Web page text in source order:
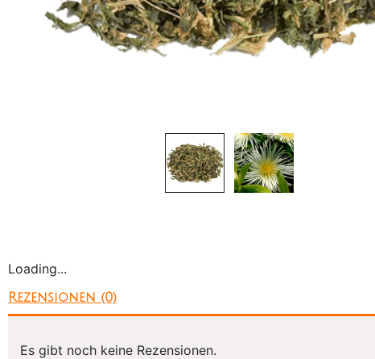
Loading...
Rezensionen (0)
Es gibt noch keine Rezensionen.